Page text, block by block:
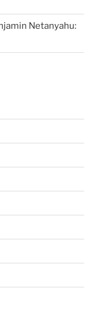
Netanyahu: